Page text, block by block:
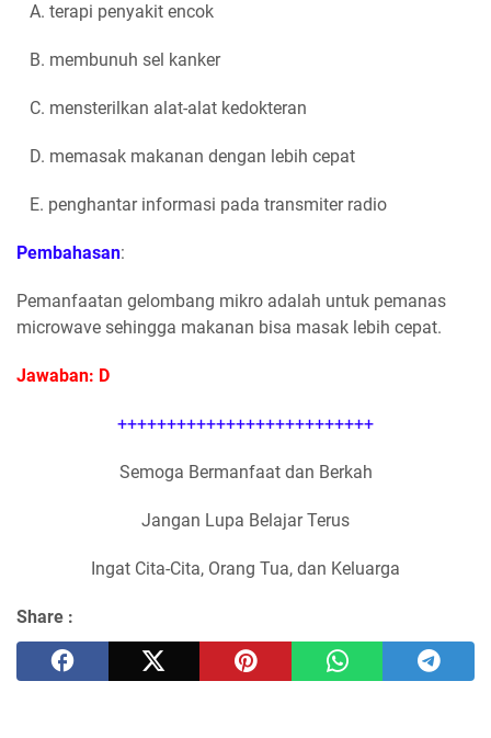
A. terapi penyakit encok
B. membunuh sel kanker
C. mensterilkan alat-alat kedokteran
D. memasak makanan dengan lebih cepat
E. penghantar informasi pada transmiter radio
Pembahasan:
Pemanfaatan gelombang mikro adalah untuk pemanas
microwave sehingga makanan bisa masak lebih cepat.
Jawaban: D
++++++++++++++++++++++++++
Semoga Bermanfaat dan Berkah
Jangan Lupa Belajar Terus
Ingat Cita-Cita, Orang Tua, dan Keluarga
Share :